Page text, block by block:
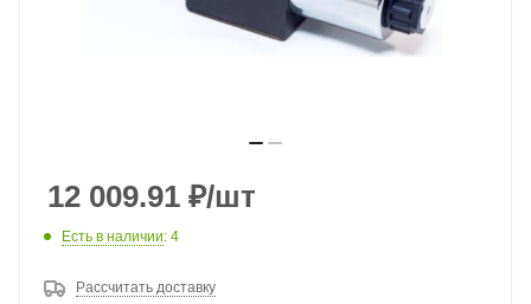
12 009.91 ₽/шт
Есть в наличии: 4
Рассчитать доставку